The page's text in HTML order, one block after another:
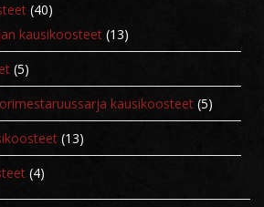
(40)
kausikoosteet (13)
(5)
kausikoosteet (5)
(13)
(4)